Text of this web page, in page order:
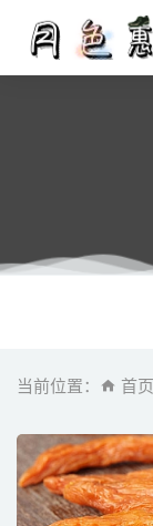
当前位置： 首页